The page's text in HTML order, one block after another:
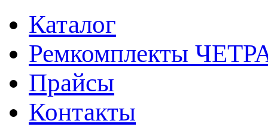
Каталог
Ремкомплекты
Прайсы
Контакты